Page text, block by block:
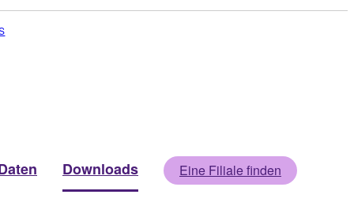
Downloads Eine Filiale finden